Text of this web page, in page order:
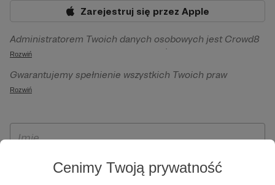
Cenimy Twoją prywatność
Zarejestruj się przez Apple
Administratorem Twoich danych osobowych jest Crowd8
sp. z o.o. z siedziba w Warszawie, ul. Żwirki i Wigury 16, 02-
092 Warszawa. Twoje dane osobowe będą przetwarzane w
szczególności w celu wykonania umowy zawartej z Tobą, w
Patronite.pl, w tym możliwości dokonywania oraz
otrzymywania wsparcia na naszej platformie oraz
Rozwiń
Gwarantujemy spełnienie wszystkich Twoich praw
wynikających z ogólnego rozporządzenia o ochronie
ich przenoszenia, niepodlegania zautomatyzowanemu
wyrażenia sprzeciwu wobec przetwarzania Twoich danych
osobowych. Rejestracja dla osób niepełnoletnich możliwa
Rozwiń